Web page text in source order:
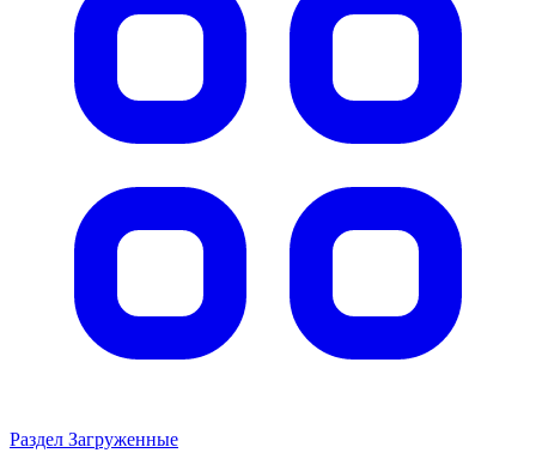
Раздел Загруженные